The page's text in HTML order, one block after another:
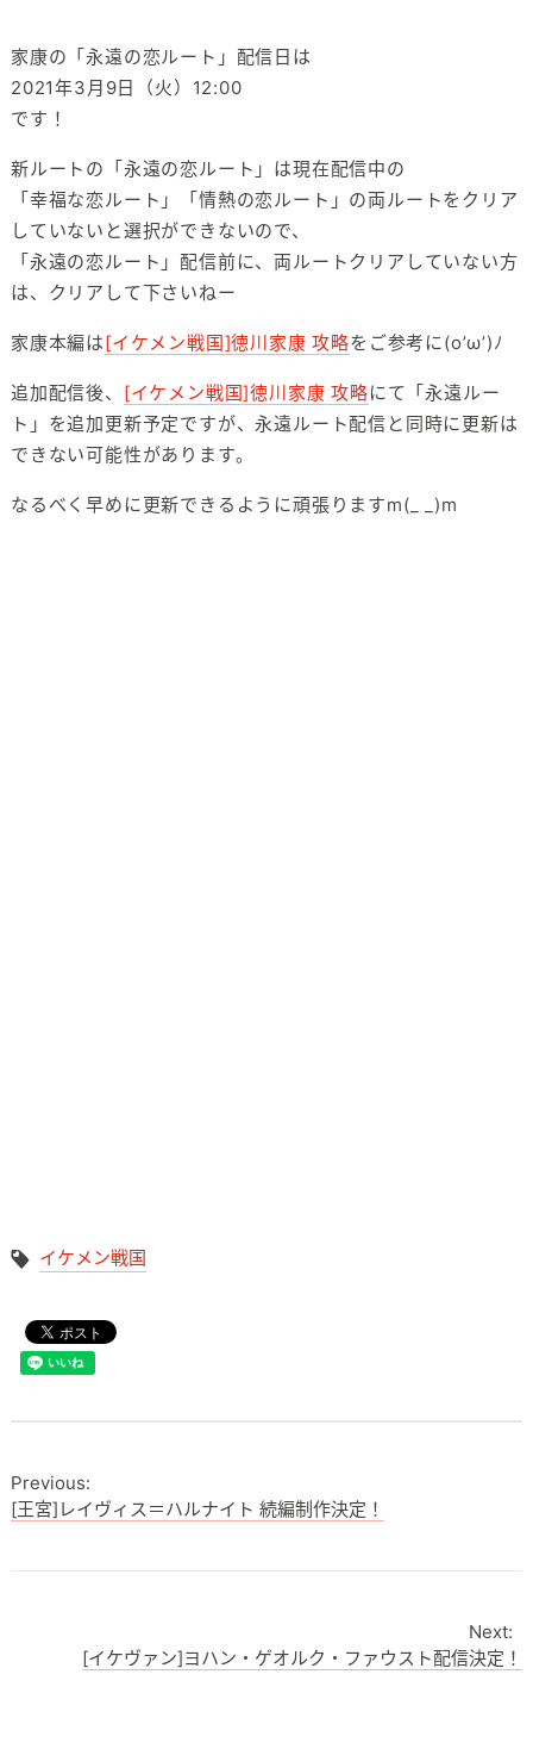
家康の「永遠の恋ルート」配信日は
2021年3月9日（火）12:00
です！
新ルートの「永遠の恋ルート」は現在配信中の
「幸福な恋ルート」「情熱の恋ルート」の両ルートをクリア
していないと選択ができないので、
「永遠の恋ルート」配信前に、両ルートクリアしていない方
は、クリアして下さいねー
家康本編は[イケメン戦国]徳川家康 攻略をご参考に(o’ω’)ﾉ
追加配信後、 [イケメン戦国]徳川家康 攻略にて「永遠ルー
ト」を追加更新予定ですが、永遠ルート配信と同時に更新は
できない可能性があります。
なるべく早めに更新できるように頑張りますm(_ _)m
イケメン戦国
[王宮]レイヴィス＝ハルナイト 続編制作決定！
[イケヴァン]ヨハン・ゲオルク・ファウスト配信決定！